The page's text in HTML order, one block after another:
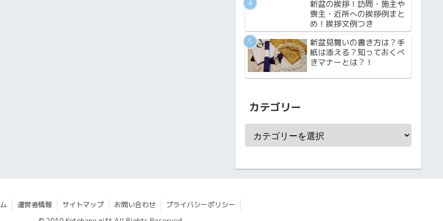
新盆の挨拶！訪問・施主や
喪主・近所への挨拶例まと
め！挨拶文例つき
新盆見舞いの書き方は？手
紙は添える？知っておくべ
きマナーとは？！
カテゴリー
運営者情報 サイトマップ お問い合わせ
プライバシーポリシー